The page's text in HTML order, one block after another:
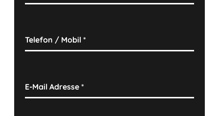
Telefon / Mobil*
E-Mail Adresse*